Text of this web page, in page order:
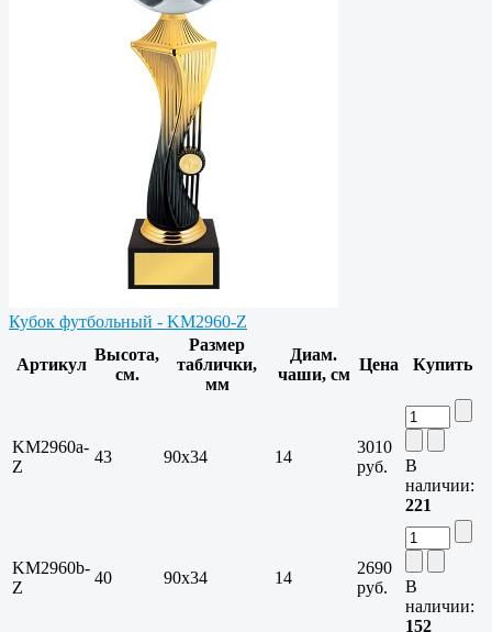
Кубок футбольный - KM2960-Z
Артикул
Высота,
см.
Размер
таблички,
мм
Диам.
чаши, см
Цена Купить
KM2960a-
Z
43 90x34 14
3010
руб.
В
наличии:
221
KM2960b-
Z
40 90x34 14
2690
руб.
В
наличии:
152